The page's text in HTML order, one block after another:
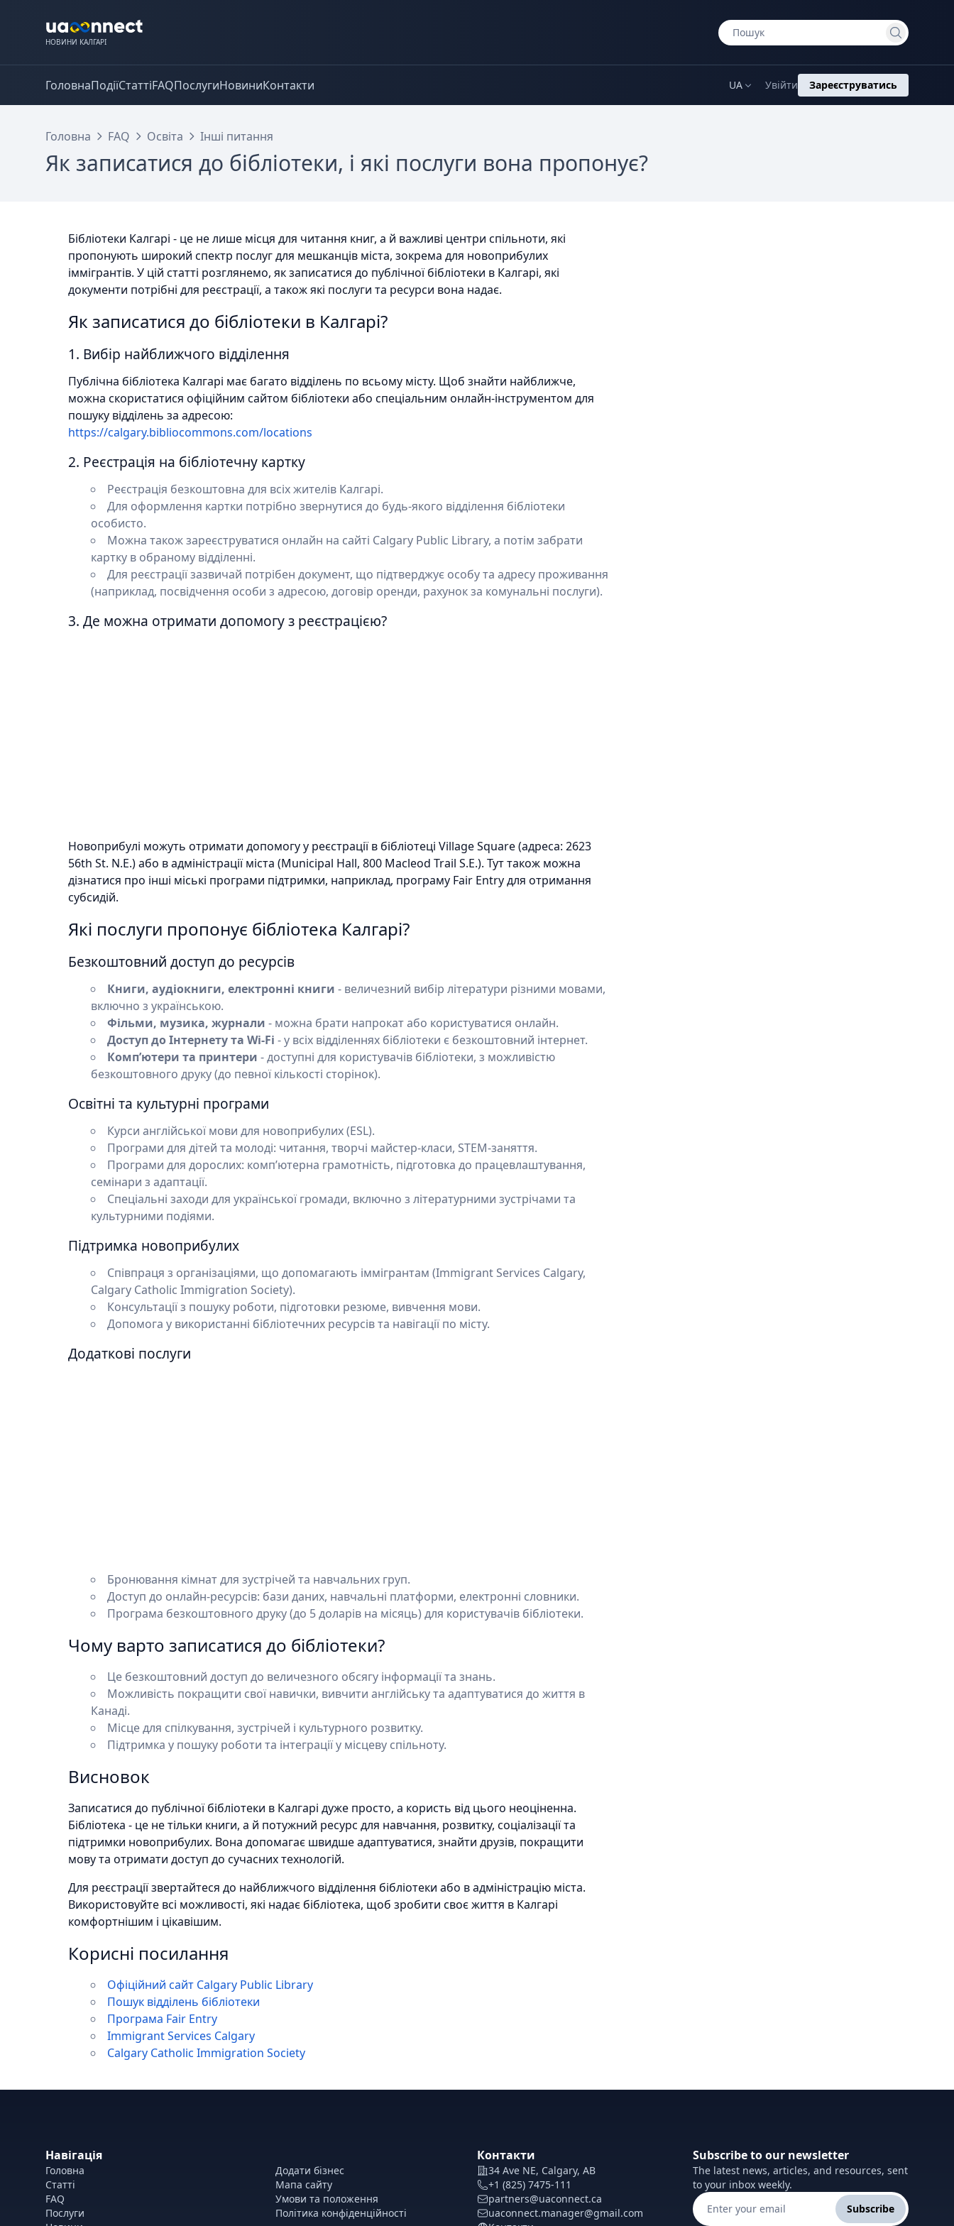
НОВИНИ КАЛГАРІ
ГоловнаПодіїСтаттіFAQПослугиНовиниКонтакти UA Увійти Зареєструватись
Головна FAQ Освіта Інші питання
Як записатися до бібліотеки, і які послуги вона пропонує?
Бібліотеки Калгарі - це не лише місця для читання книг, а й важливі центри спільноти, які
пропонують широкий спектр послуг для мешканців міста, зокрема для новоприбулих
іммігрантів. У цій статті розглянемо, як записатися до публічної бібліотеки в Калгарі, які
документи потрібні для реєстрації, а також які послуги та ресурси вона надає.
Як записатися до бібліотеки в Калгарі?
1. Вибір найближчого відділення
Публічна бібліотека Калгарі має багато відділень по всьому місту. Щоб знайти найближче,
можна скористатися офіційним сайтом бібліотеки або спеціальним онлайн-інструментом для
пошуку відділень за адресою:
https://calgary.bibliocommons.com/locations
2. Реєстрація на бібліотечну картку
Реєстрація безкоштовна для всіх жителів Калгарі.
Для оформлення картки потрібно звернутися до будь-якого відділення бібліотеки
особисто.
Можна також зареєструватися онлайн на сайті Calgary Public Library, а потім забрати
картку в обраному відділенні.
Для реєстрації зазвичай потрібен документ, що підтверджує особу та адресу проживання
(наприклад, посвідчення особи з адресою, договір оренди, рахунок за комунальні послуги).
3. Де можна отримати допомогу з реєстрацією?
Новоприбулі можуть отримати допомогу у реєстрації в бібліотеці Village Square (адреса: 2623
56th St. N.E.) або в адміністрації міста (Municipal Hall, 800 Macleod Trail S.E.). Тут також можна
дізнатися про інші міські програми підтримки, наприклад, програму Fair Entry для отримання
субсидій.
Які послуги пропонує бібліотека Калгарі?
Безкоштовний доступ до ресурсів
Книги, аудіокниги, електронні книги - величезний вибір літератури різними мовами,
включно з українською.
Фільми, музика, журнали - можна брати напрокат або користуватися онлайн.
Доступ до Інтернету та Wi-Fi - у всіх відділеннях бібліотеки є безкоштовний інтернет.
Комп’ютери та принтери - доступні для користувачів бібліотеки, з можливістю
безкоштовного друку (до певної кількості сторінок).
Освітні та культурні програми
Курси англійської мови для новоприбулих (ESL).
Програми для дітей та молоді: читання, творчі майстер-класи, STEM-заняття.
Програми для дорослих: комп’ютерна грамотність, підготовка до працевлаштування,
семінари з адаптації.
Спеціальні заходи для української громади, включно з літературними зустрічами та
культурними подіями.
Підтримка новоприбулих
Співпраця з організаціями, що допомагають іммігрантам (Immigrant Services Calgary,
Calgary Catholic Immigration Society).
Консультації з пошуку роботи, підготовки резюме, вивчення мови.
Допомога у використанні бібліотечних ресурсів та навігації по місту.
Додаткові послуги
Бронювання кімнат для зустрічей та навчальних груп.
Доступ до онлайн-ресурсів: бази даних, навчальні платформи, електронні словники.
Програма безкоштовного друку (до 5 доларів на місяць) для користувачів бібліотеки.
Чому варто записатися до бібліотеки?
Це безкоштовний доступ до величезного обсягу інформації та знань.
Можливість покращити свої навички, вивчити англійську та адаптуватися до життя в
Канаді.
Місце для спілкування, зустрічей і культурного розвитку.
Підтримка у пошуку роботи та інтеграції у місцеву спільноту.
Висновок
Записатися до публічної бібліотеки в Калгарі дуже просто, а користь від цього неоціненна.
Бібліотека - це не тільки книги, а й потужний ресурс для навчання, розвитку, соціалізації та
підтримки новоприбулих. Вона допомагає швидше адаптуватися, знайти друзів, покращити
мову та отримати доступ до сучасних технологій.
Для реєстрації звертайтеся до найближчого відділення бібліотеки або в адміністрацію міста.
Використовуйте всі можливості, які надає бібліотека, щоб зробити своє життя в Калгарі
комфортнішим і цікавішим.
Корисні посилання
Офіційний сайт Calgary Public Library
Пошук відділень бібліотеки
Програма Fair Entry
Immigrant Services Calgary
Calgary Catholic Immigration Society
Навігація
Головна
Статті
FAQ
Послуги
Додати бізнес
Мапа сайту
Умови та положення
Політика конфіденційності
Контакти
34 Ave NE, Calgary, AB
+1 (825) 7475-111
partners@uaconnect.ca
uaconnect.manager@gmail.com
Subscribe to our newsletter
The latest news, articles, and resources, sent
to your inbox weekly.
Subscribe